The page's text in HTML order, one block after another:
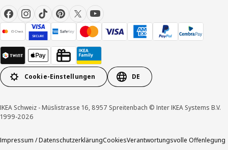
Cookie-Einstellungen DE
IKEA Schweiz - Müslistrasse 16, 8957 Spreitenbach © Inter IKEA Systems B.V.
1999-2026
Impressum / DatenschutzerklärungCookiesVerantwortungsvolle Offenlegung